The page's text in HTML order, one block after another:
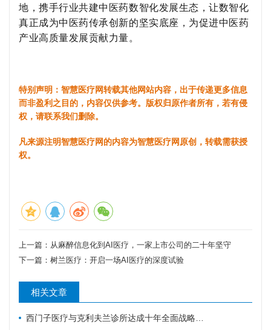
地，携手行业共建中医药数智化发展生态，让数智化
真正成为中医药传承创新的坚实底座，为促进中医药
产业高质量发展贡献力量。
特别声明：智慧医疗网转载其他网站内容，出于传递更多信息
而非盈利之目的，内容仅供参考。版权归原作者所有，若有侵
权，请联系我们删除。
凡来源注明智慧医疗网的内容为智慧医疗网原创，转载需获授
权。
上一篇： 从麻醉信息化到AI医疗，一家上市公司的二十年坚守
下一篇： 树兰医疗：开启一场AI医疗的深度试验
相关文章
西门子医疗与克利夫兰诊所达成十年全面战略协议